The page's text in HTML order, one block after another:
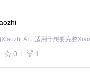
开头，确保包含
过进度条实时查看下载状
0 1